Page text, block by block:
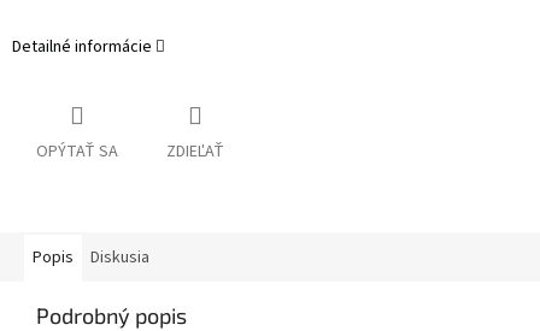
Detailné informácie
OPÝTAŤ SA ZDIEĽAŤ
Popis Diskusia
Podrobný popis